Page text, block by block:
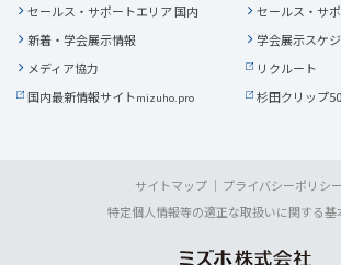
セールス・サポートエリア 国内
セールス・サ
新着・学会展示情報
学会展示スケ
メディア協力
リクルート
国内最新情報サイトmizuho.pro 杉田クリップ
サイトマップ
プライバシーポリシー
特定個人情報等の適正な取扱いに関する基